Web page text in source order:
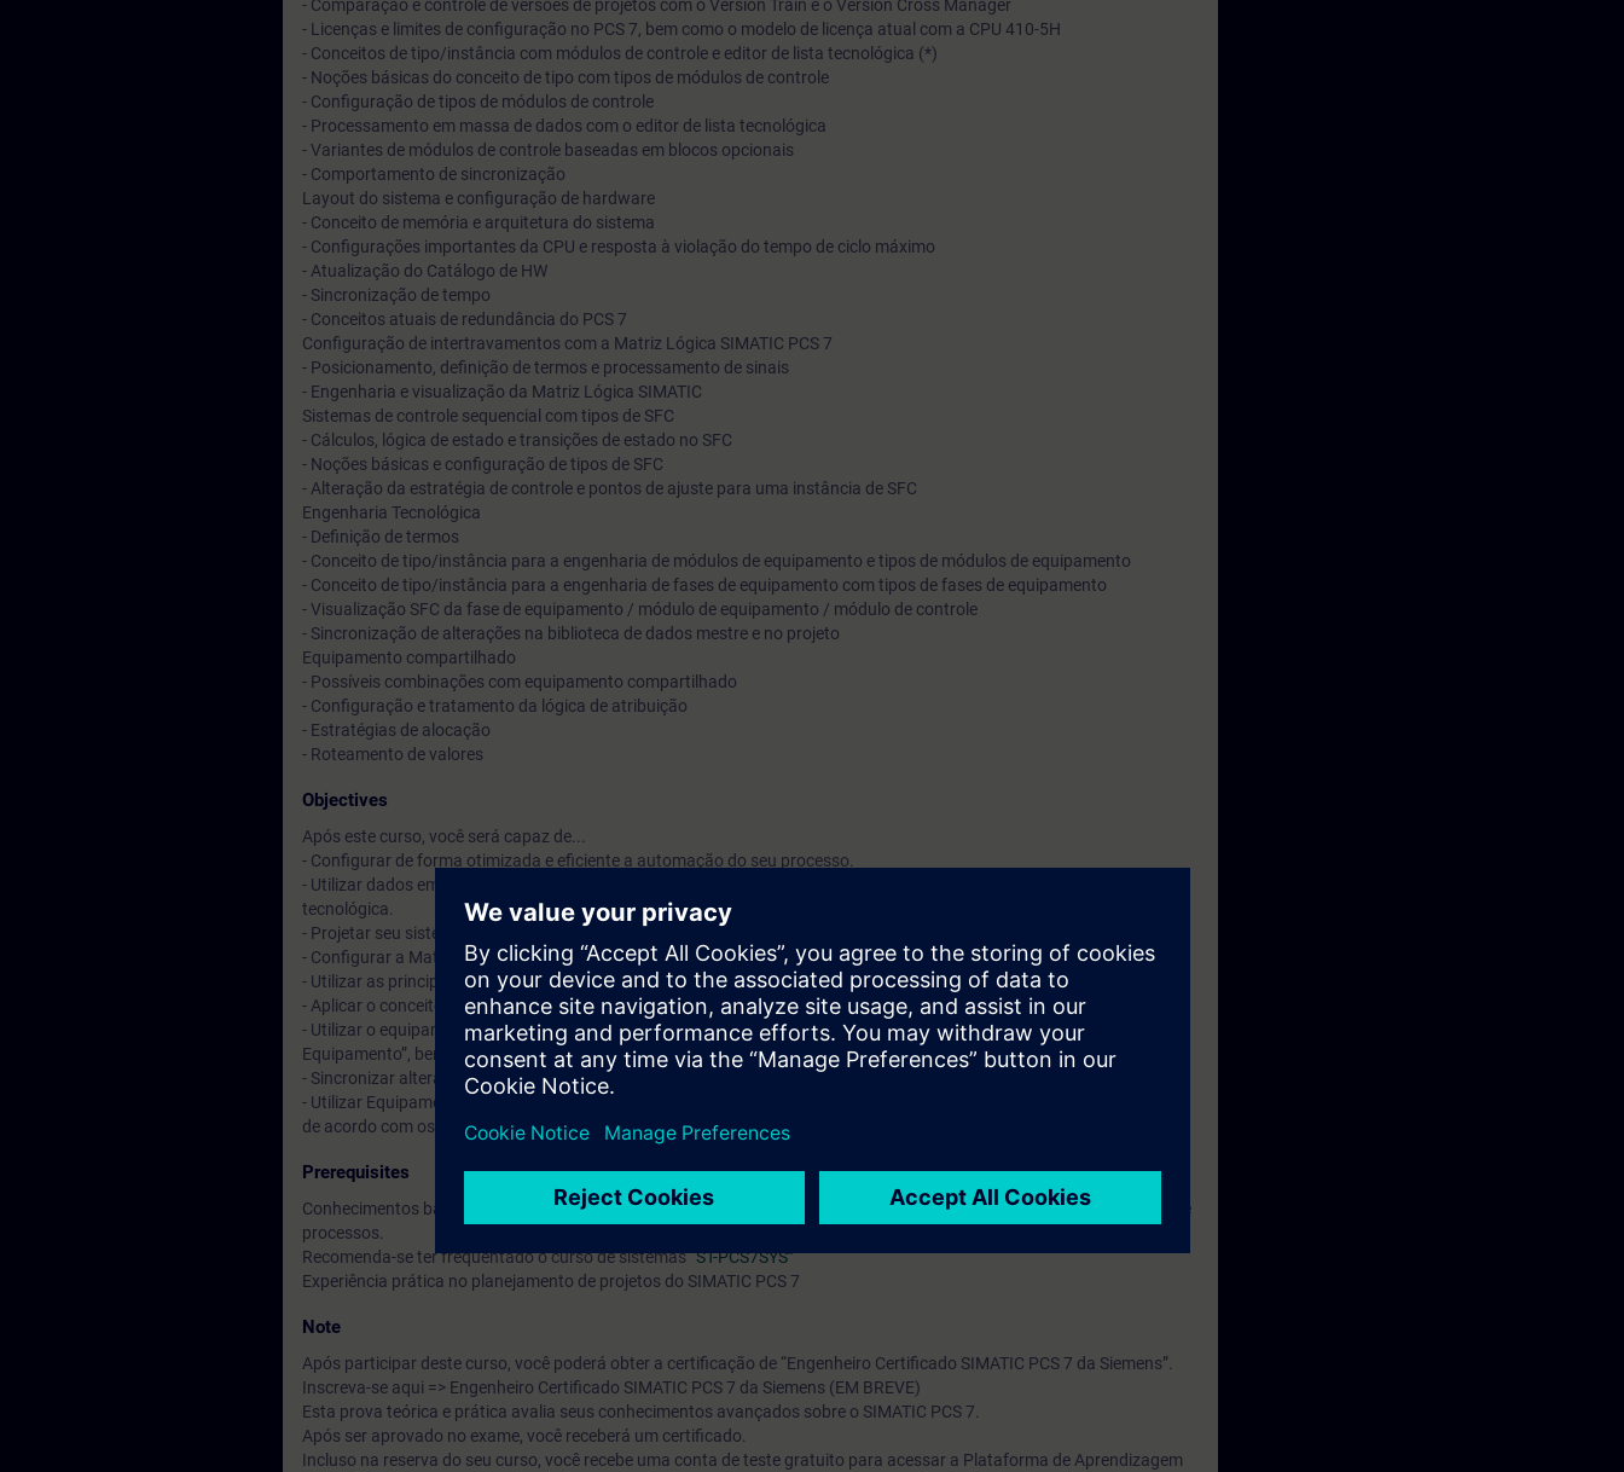
colocará em prática o conhecimento teórico recém-adquirido.
- Comparação e controle de versões de projetos com o Version Train e o Version Cross Manager
- Licenças e limites de configuração no PCS 7, bem como o modelo de licença atual com a CPU 410-5H
- Conceitos de tipo/instância com módulos de controle e editor de lista tecnológica (*)
- Noções básicas do conceito de tipo com tipos de módulos de controle
- Configuração de tipos de módulos de controle
- Processamento em massa de dados com o editor de lista tecnológica
- Variantes de módulos de controle baseadas em blocos opcionais
- Comportamento de sincronização
Layout do sistema e configuração de hardware
- Conceito de memória e arquitetura do sistema
- Configurações importantes da CPU e resposta à violação do tempo de ciclo máximo
- Atualização do Catálogo de HW
- Sincronização de tempo
- Conceitos atuais de redundância do PCS 7
Configuração de intertravamentos com a Matriz Lógica SIMATIC PCS 7
- Posicionamento, definição de termos e processamento de sinais
- Engenharia e visualização da Matriz Lógica SIMATIC
Sistemas de controle sequencial com tipos de SFC
- Cálculos, lógica de estado e transições de estado no SFC
- Noções básicas e configuração de tipos de SFC
- Alteração da estratégia de controle e pontos de ajuste para uma instância de SFC
Engenharia Tecnológica
- Definição de termos
- Conceito de tipo/instância para a engenharia de módulos de equipamento e tipos de módulos de equipamento
- Conceito de tipo/instância para a engenharia de fases de equipamento com tipos de fases de equipamento
- Visualização SFC da fase de equipamento / módulo de equipamento / módulo de controle
- Sincronização de alterações na biblioteca de dados mestre e no projeto
Equipamento compartilhado
- Possíveis combinações com equipamento compartilhado
- Configuração e tratamento da lógica de atribuição
- Estratégias de alocação
- Roteamento de valores
Objectives
Após este curso, você será capaz de...
- Configurar de forma otimizada e eficiente a automação do seu processo.
- Utilizar dados em massa com os Tipos de Módulos de Controle (CMTs) e suas instâncias, empregando a engenharia
tecnológica.
- Projetar seu sistema e configurar o hardware.
- Configurar a Matriz Lógica e definir a visualização no sistema operacional.
- Utilizar as principais ferramentas de engenharia para a criação dos conceitos de tipo-instância.
- Aplicar o conceito de tipo-instância para tipos SFC.
- Utilizar o equipamento técnico com “Tipos de Módulos de Equipamento” e as funções técnicas “Tipos de Fases de
Equipamento”, bem como a visualização correspondente de forma estruturada.
- Sincronizar alterações nas bibliotecas de dados mestre e nos projetos.
- Utilizar Equipamento Compartilhado e configurar a lógica de atribuição de um EPH para alocar um EM compartilhado
de acordo com os requisitos.
Prerequisites
Conhecimentos básicos de engenharia elétrica, sistemas de controle e feedback de controle e engenharia de controle de
processos.
Recomenda-se ter frequentado o curso de sistemas“ST-PCS7SYS”
Experiência prática no planejamento de projetos do SIMATIC PCS 7
Note
Após participar deste curso, você poderá obter a certificação de “Engenheiro Certificado SIMATIC PCS 7 da Siemens”.
Inscreva-se aqui => Engenheiro Certificado SIMATIC PCS 7 da Siemens (EM BREVE)
Esta prova teórica e prática avalia seus conhecimentos avançados sobre o SIMATIC PCS 7.
Após ser aprovado no exame, você receberá um certificado.
Incluso na reserva do seu curso, você recebe uma conta de teste gratuito para acessar a Plataforma de Aprendizagem